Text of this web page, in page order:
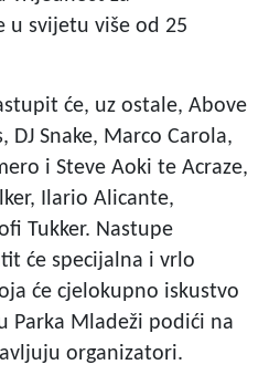
u svijetu više od 25
će, uz ostale, Above
DJ Snake, Marco Carola,
i Steve Aoki te Acraze,
Ilario Alicante,
Tukker. Nastupe
će specijalna i vrlo
će cjelokupno iskustvo
Parka Mladeži podići na
organizatori.